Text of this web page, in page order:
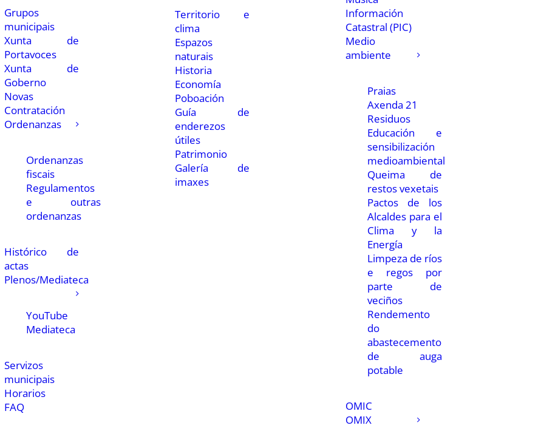
Grupos
municipais
Xunta de
Portavoces
Xunta de
Goberno
Novas
Contratación
Ordenanzas
Ordenanzas
fiscais
Regulamentos
e outras
ordenanzas
Histórico de
actas
Plenos/Mediateca
YouTube
Mediateca
Servizos
municipais
Horarios
FAQ
Territorio e
clima
Espazos
naturais
Historia
Economía
Poboación
Guía de
enderezos
útiles
Patrimonio
Galería de
imaxes
Información
Catastral (PIC)
Medio
ambiente
Praias
Axenda 21
Residuos
Educación e
sensibilización
medioambiental
Queima de
restos vexetais
Pactos de los
Alcaldes para el
Clima y la
Energía
Limpeza de ríos
e regos por
parte de
veciños
Rendemento
do
abastecemento
de auga
potable
OMIC
OMIX